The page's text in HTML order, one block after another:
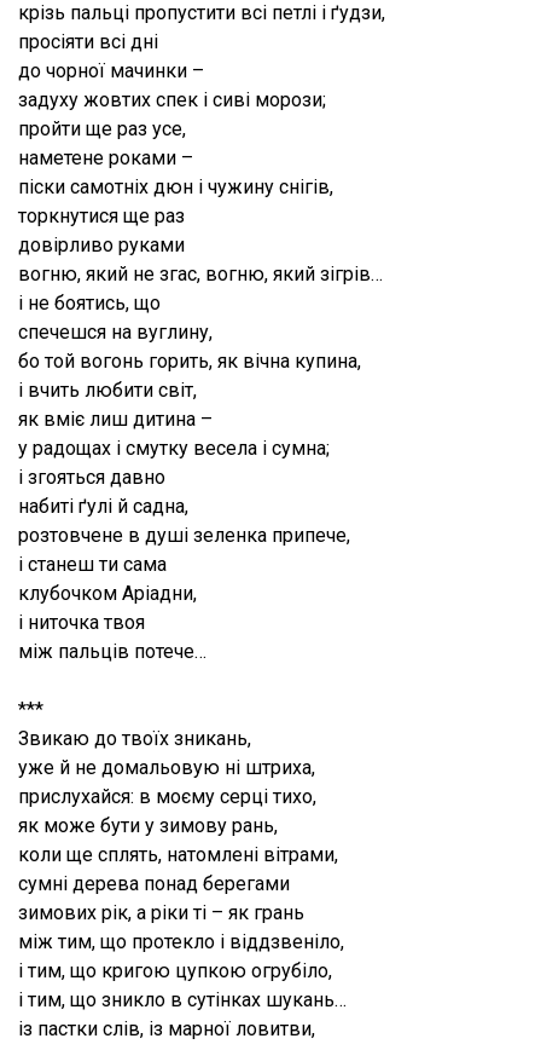
крізь пальці пропустити всі петлі і ґудзи,
просіяти всі дні
до чорної мачинки –
задуху жовтих спек і сиві морози;
пройти ще раз усе,
наметене роками –
піски самотніх дюн і чужину снігів,
торкнутися ще раз
довірливо руками
вогню, який не згас, вогню, який зігрів…
і не боятись, що
спечешся на вуглину,
бо той вогонь горить, як вічна купина,
і вчить любити світ,
як вміє лиш дитина –
у радощах і смутку весела і сумна;
і згояться давно
набиті ґулі й садна,
розтовчене в душі зеленка припече,
і станеш ти сама
клубочком Аріадни,
і ниточка твоя
між пальців потече…
***
Звикаю до твоїх зникань,
уже й не домальовую ні штриха,
прислухайся: в моєму серці тихо,
як може бути у зимову рань,
коли ще сплять, натомлені вітрами,
сумні дерева понад берегами
зимових рік, а ріки ті – як грань
між тим, що протекло і віддзвеніло,
і тим, що кригою цупкою огрубіло,
і тим, що зникло в сутінках шукань…
із пастки слів, із марної ловитви,